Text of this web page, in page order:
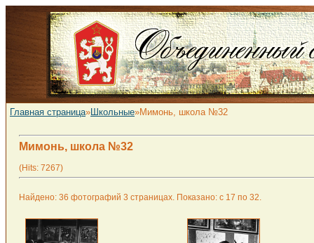
Главная страница»Школьные»Мимонь, школа №32
Мимонь, школа №32
(Hits: 7267)
Найдено: 36 фотографий 3 страницах. Показано: с 17 по 32.